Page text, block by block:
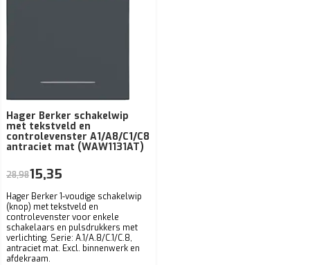
Hager Berker schakelwip
met tekstveld en
controlevenster A1/A8/C1/C8
antraciet mat (WAW1131AT)
Hager Berker 1-voudige schakelwip
(knop) met tekstveld en
controlevenster voor enkele
schakelaars en pulsdrukkers met
verlichting. Serie: A.1/A.8/C.1/C.8,
antraciet mat. Excl. binnenwerk en
afdekraam.
28,9815,35